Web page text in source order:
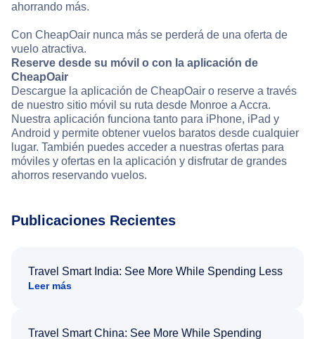
ahorrando más.
Con CheapOair nunca más se perderá de una oferta de
vuelo atractiva.
Reserve desde su móvil o con la aplicación de
CheapOair
Descargue la aplicación de CheapOair o reserve a través
de nuestro sitio móvil su ruta desde Monroe a Accra.
Nuestra aplicación funciona tanto para iPhone, iPad y
Android y permite obtener vuelos baratos desde cualquier
lugar. También puedes acceder a nuestras ofertas para
móviles y ofertas en la aplicación y disfrutar de grandes
ahorros reservando vuelos.
Publicaciones Recientes
Travel Smart India: See More While Spending Less
Leer más
Travel Smart China: See More While Spending